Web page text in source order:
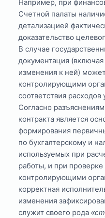
Например, при
Счетной палаты
детализацией
доказательство
В случае
документация
изменения к ней)
контролирующими
соответствия расходов
Согласно
контракта является
формирования
по бухгалтерскому и
используемых при
работы, и при
контролирующими
корректная
изменения
служит своего рода